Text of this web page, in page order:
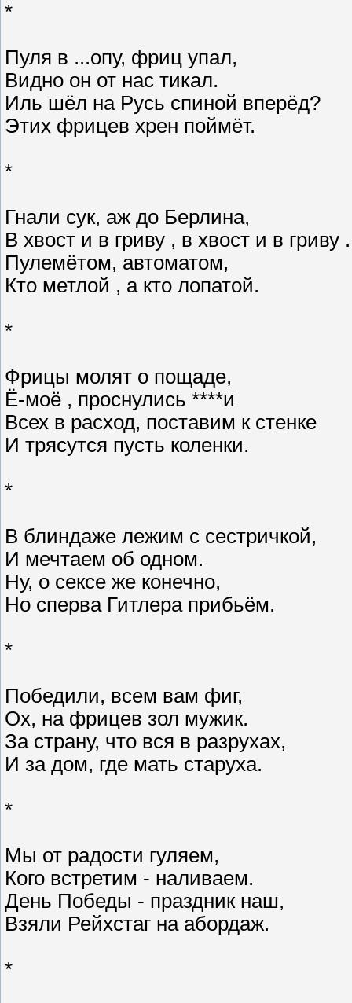
*
Пуля в ...опу, фриц упал,
Видно он от нас тикал.
Иль шёл на Русь спиной вперёд?
Этих фрицев хрен поймёт.
*
Гнали сук, аж до Берлина,
В хвост и в гриву , в хвост и в гриву .
Пулемётом, автоматом,
Кто метлой , а кто лопатой.
*
Фрицы молят о пощаде,
Ё-моё , проснулись ****и
Всех в расход, поставим к стенке
И трясутся пусть коленки.
*
В блиндаже лежим с сестричкой,
И мечтаем об одном.
Ну, о сексе же конечно,
Но сперва Гитлера прибьём.
*
Победили, всем вам фиг,
Ох, на фрицев зол мужик.
За страну, что вся в разрухах,
И за дом, где мать старуха.
*
Мы от радости гуляем,
Кого встретим - наливаем.
День Победы - праздник наш,
Взяли Рейхстаг на абордаж.
*